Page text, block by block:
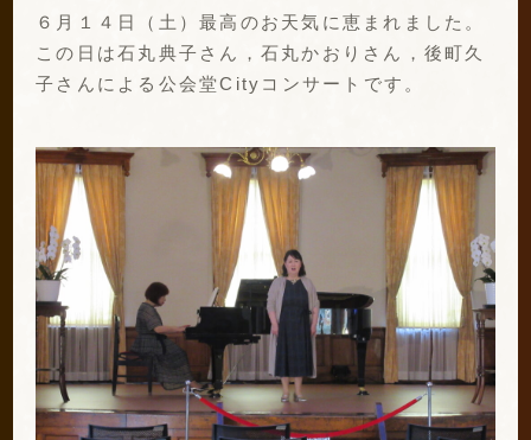
６月１４日（土）最高のお天気に恵まれました。
この日は石丸典子さん，石丸かおりさん，後町久
子さんによる公会堂Cityコンサートです。